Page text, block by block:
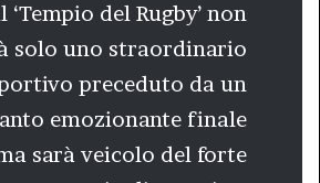
‘Tempio del Rugby’ non
solo uno straordinario
preceduto da un
emozionante finale
sarà veicolo del forte